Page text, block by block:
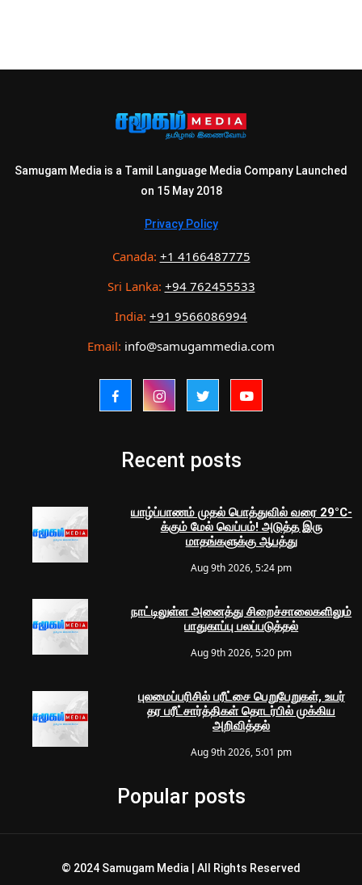
Samugam Media is a Tamil Language Media Company Launched
on 15 May 2018
Privacy Policy
Canada: +1 4166487775
Sri Lanka: +94 762455533
India: +91 9566086994
Email: info@samugammedia.com
Recent posts
யாழ்ப்பாணம் முதல் பொத்துவில் வரை 29°C-
க்கும் மேல் வெப்பம்! அடுத்த இரு
மாதங்களுக்கு ஆபத்து
Aug 9th 2026, 5:24 pm
நாட்டிலுள்ள அனைத்து சிறைச்சாலைகளிலும்
பாதுகாப்பு பலப்படுத்தல்
Aug 9th 2026, 5:20 pm
புலமைப்பரிசில் பரீட்சை பெறுபேறுகள், உயர்
தர பரீட்சார்த்திகள் தொடர்பில் முக்கிய
அறிவித்தல்
Aug 9th 2026, 5:01 pm
Popular posts
© 2024 Samugam Media | All Rights Reserved